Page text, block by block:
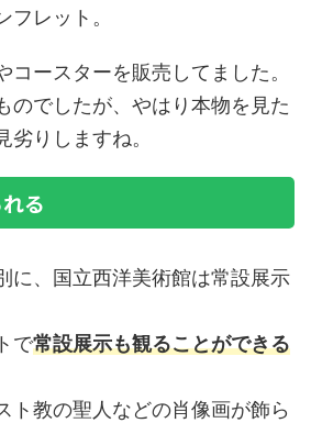
レット。
コースターを販売してました。
のでしたが、やはり本物を見た
りしますね。
る
に、国立西洋美術館は常設展示
で常設展示も観ることができる
ト教の聖人などの肖像画が飾ら